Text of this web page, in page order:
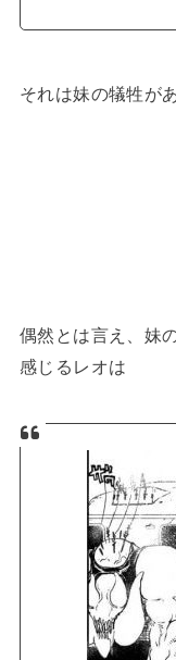
それは妹の犠牲が
偶然とは言え、妹
感じるレオは